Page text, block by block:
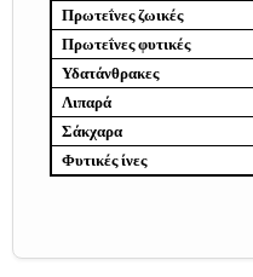
Πρωτεΐνες ζωικές
Πρωτεΐνες φυτικές
Υδατάνθρακες
Λιπαρά
Σάκχαρα
Φυτικές ίνες